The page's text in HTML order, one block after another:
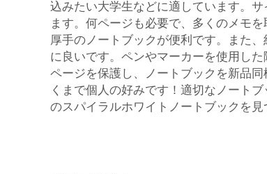
込みたい大学生などに適しています。
ます。何ページも必要で、多くのメモ
厚手のノートブックが便利です。また
に良いです。ペンやマーカーを使用し
ページを保護し、ノートブックを新品
くまで個人の好みです！適切なノート
のスパイラルホワイトノートブックを